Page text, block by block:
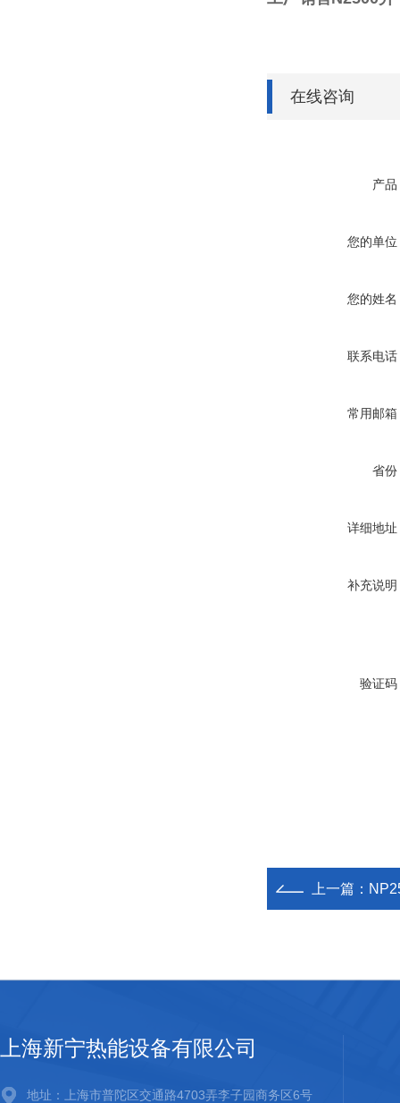
在线咨询
产品
您的单位
您的姓名
联系电话
常用邮箱
省份
详细地址
补充说明
验证码
上一篇：
上海新宁热能设备有限公司
地址：上海市普陀区交通路4703弄李子园商务区6号